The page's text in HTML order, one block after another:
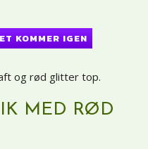
KOMMER IGEN
og rød glitter top.
MED RØD